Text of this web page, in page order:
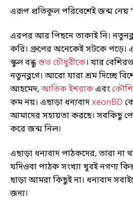
এরূপ প্রতিকূল পরিবেশেই জন্ম নেয়
এরপর আর পিছনে তাকাই নি।
করি। গ্রুপের অনেকেই সটকে পড়ে।
স্কুল বন্ধুশুভ চৌধুরীকে। যার
নতুনব্লগে। আরো যারা শ্রম দিচ্ছে
আহমেদ,আতিক ইশরাকএবং
কম নয়। এছাড়া ধন্যবাদxeonBD
আমাদের সহায়তা করছে। সবকিছু
করে জন্ম নিল।
এছাড়া ধন্যবাদ পাঠকদের, তারা না
যদিওবা পাঠক সংখ্যা খুবই নগণ্য
ছাড়া আমরা কিছুই না। ধন্যবাদ
জন্য।